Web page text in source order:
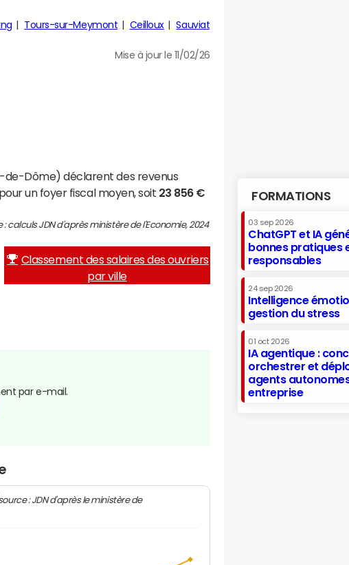
Tours-sur-Meymont Ceilloux Sauviat
Mise à jour le 11/02/26
de-Dôme) déclarent des revenus
un foyer fiscal moyen, soit 23 856 €
: calculs JDN d'après ministère de l'Economie, 2024
Classement des salaires des ouvriers
par ville
par e-mail.
: JDN d'après le ministère de
FORMATIONS
03 sep 2026
ChatGPT et IA
bonnes pratiques
responsables
24 sep 2026
Intelligence
gestion du stress
01 oct 2026
IA agentique :
orchestrer et
agents
entreprise